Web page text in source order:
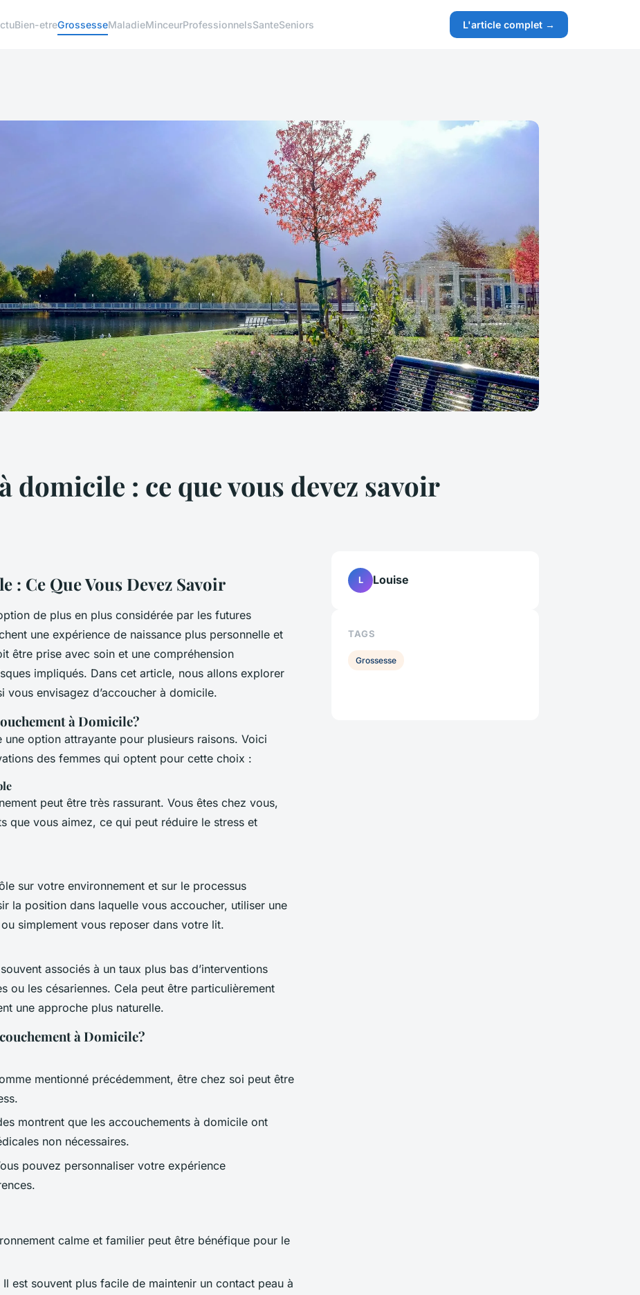
Bien-etreGrossesseMaladieMinceurProfessionnelsSanteSeniors L'article complet →
domicile : ce que vous devez savoir
: Ce Que Vous Devez Savoir
de plus en plus considérée par les futures
une expérience de naissance plus personnelle et
être prise avec soin et une compréhension
impliqués. Dans cet article, nous allons explorer
envisagez d’accoucher à domicile.
à Domicile?
une option attrayante pour plusieurs raisons. Voici
des femmes qui optent pour cette choix :
peut être très rassurant. Vous êtes chez vous,
que vous aimez, ce qui peut réduire le stress et
sur votre environnement et sur le processus
la position dans laquelle vous accoucher, utiliser une
simplement vous reposer dans votre lit.
associés à un taux plus bas d’interventions
ou les césariennes. Cela peut être particulièrement
une approche plus naturelle.
à Domicile?
mentionné précédemment, être chez soi peut être
montrent que les accouchements à domicile ont
non nécessaires.
pouvez personnaliser votre expérience
calme et familier peut être bénéfique pour le
Il est souvent plus facile de maintenir un contact peau à
L Louise
TAGS
Grossesse